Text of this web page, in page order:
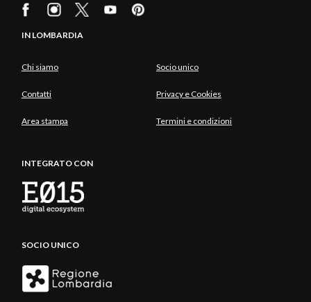
IN LOMBARDIA
Chi siamo Socio unico
Contatti Privacy e Cookies
Area stampa Termini e condizioni
INTEGRATO CON
SOCIO UNICO